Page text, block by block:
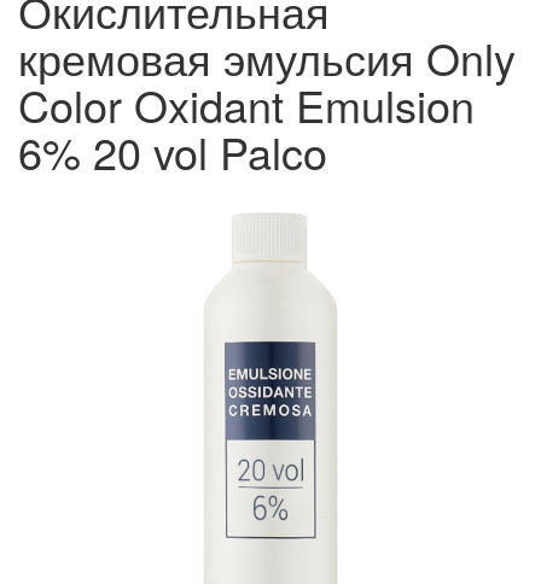
кремовая эмульсия Only
Color Oxidant Emulsion
6% 20 vol Palco